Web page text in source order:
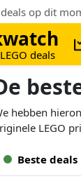
op dit
deals
hebben
LEGO
Beste deals